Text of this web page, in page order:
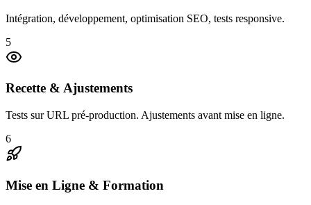
Intégration, développement, optimisation SEO, tests responsive.
5
Recette & Ajustements
Tests sur URL pré-production. Ajustements avant mise en ligne.
6
Mise en Ligne & Formation